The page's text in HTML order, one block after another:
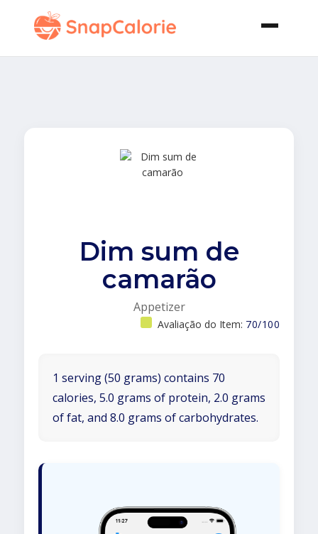
Dim sum de
camarão
Appetizer
Avaliação do Item: 70/100
1 serving (50 grams) contains 70
calories, 5.0 grams of protein, 2.0 grams
of fat, and 8.0 grams of carbohydrates.